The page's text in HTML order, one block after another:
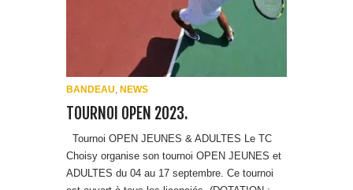
TOURNOI OPEN 2023.
Tournoi OPEN JEUNES & ADULTES Le TC
Choisy organise son tournoi OPEN JEUNES et
ADULTES du 04 au 17 septembre. Ce tournoi
est ouvert à tous les licenciés. (DOTATION :
400€) Tarifs et inscriptions ➜ ADULTES : 22€ ➜
JEUNES : 18€ Conta